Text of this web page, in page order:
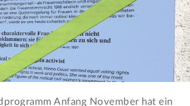
Anfang November hat ein